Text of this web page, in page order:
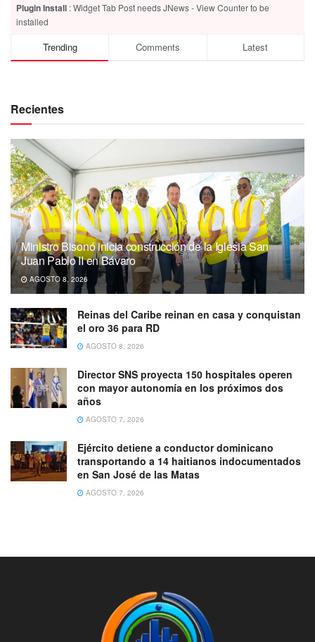
Plugin Install : Widget Tab Post needs JNews - View Counter to be
installed
Trending Comments Latest
Recientes
Ministro Bisonó inicia construcción de la Iglesia San
Juan Pablo II en Bávaro
AGOSTO 8, 2026
Reinas del Caribe reinan en casa y conquistan
el oro 36 para RD
AGOSTO 8, 2026
Director SNS proyecta 150 hospitales operen
con mayor autonomía en los próximos dos
años
AGOSTO 7, 2026
Ejército detiene a conductor dominicano
transportando a 14 haitianos indocumentados
en San José de las Matas
AGOSTO 7, 2026